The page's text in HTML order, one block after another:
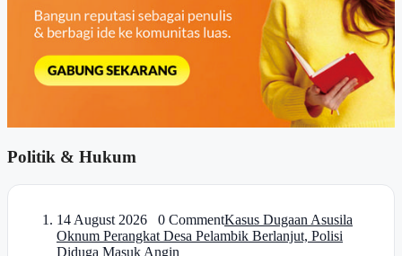
Politik & Hukum
14 August 2026 0 CommentKasus Dugaan Asusila
Oknum Perangkat Desa Pelambik Berlanjut, Polisi
Diduga Masuk Angin